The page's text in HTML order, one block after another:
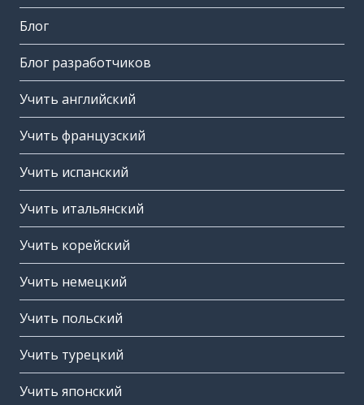
Блог
Блог разработчиков
Учить английский
Учить французский
Учить испанский
Учить итальянский
Учить корейский
Учить немецкий
Учить польский
Учить турецкий
Учить японский